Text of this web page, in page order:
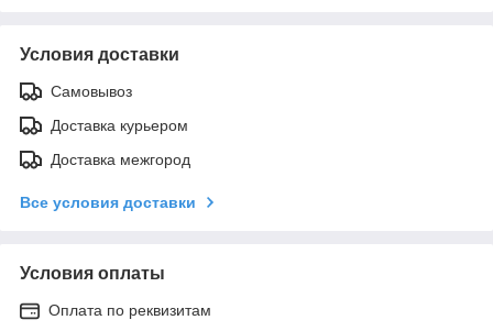
Условия доставки
Самовывоз
Доставка курьером
Доставка межгород
Все условия доставки
Условия оплаты
Оплата по реквизитам